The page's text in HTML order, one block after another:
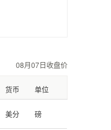
08月07日收盘价
货币 单位
美分 磅